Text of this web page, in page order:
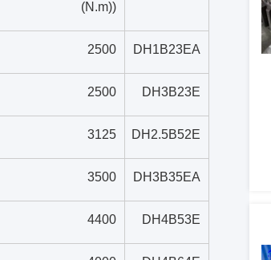
((N.m)
DH1B23EA
2500
DH3B23E
2500
DH2.5B52E
3125
DH3B35EA
3500
DH4B53E
4400